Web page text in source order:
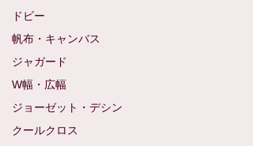
ドビー
帆布・キャンバス
ジャガード
W幅・広幅
ジョーゼット・デシン
クールクロス